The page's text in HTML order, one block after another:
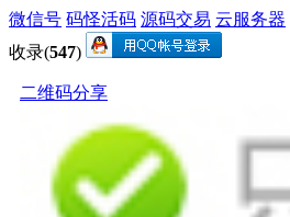
微信号 码怪活码 源码交易 云服务器
收录(547)
二维码分享